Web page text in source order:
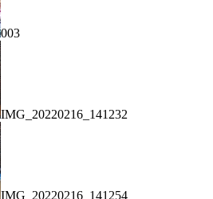
003
IMG_20220216_141232
IMG_20220216_141254